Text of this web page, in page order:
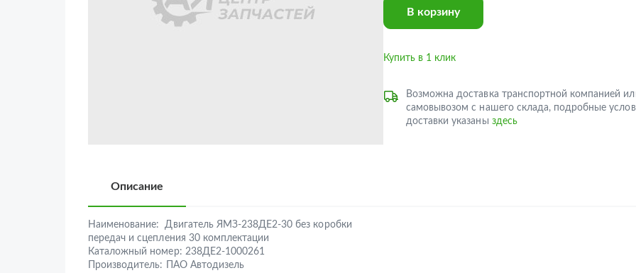
В корзину
Купить в 1 клик
Возможна доставка транспортной компанией
самовывозом с нашего склада, подробные
доставки указаны здесь
Описание
Наименование:
Двигатель ЯМЗ-238ДЕ2-30 без коробки
передач и сцепления 30 комплектации
Каталожный номер: 238ДЕ2-1000261
Производитель:
ПАО Автодизель